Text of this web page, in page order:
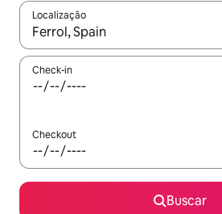
Localização
Quando os resultados estiverem
Check-in
Checkout
Buscar